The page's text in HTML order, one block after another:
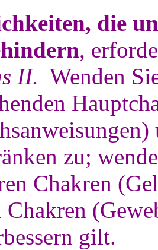
die
,
II. Wenden
zu;
Chakren
Chakren
gilt.